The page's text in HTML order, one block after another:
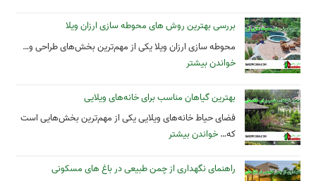
بررسی بهترین روش های محوطه سازی ارزان ویلا
محوطه سازی ارزان ویلا یکی از مهم‌ترین بخش‌های طراحی و…
خواندن بیشتر
بهترین گیاهان مناسب برای خانه‌های ویلایی
فضای حیاط خانه‌های ویلایی یکی از مهم‌ترین بخش‌هایی است
که…خواندن بیشتر
راهنمای نگهداری از چمن طبیعی در باغ های مسکونی